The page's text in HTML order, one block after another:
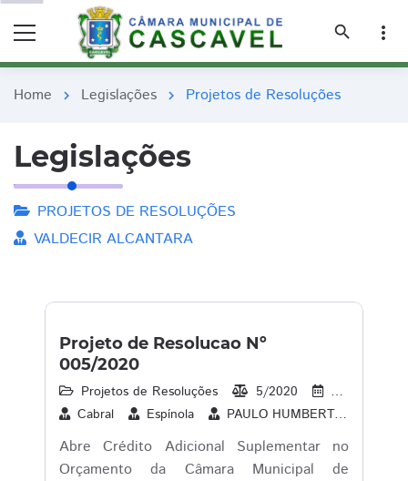
search
more_vert
Home chevron_right Legislações chevron_right Projetos de Resoluções
Legislações
PROJETOS DE RESOLUÇÕES
VALDECIR ALCANTARA
Projeto de Resolucao Nº
005/2020
Projetos de Resoluções 5/2020
07/07/2020
Cabral
Espínola PAULO HUMBERTO PORTO BORGES
Abre Crédito Adicional Suplementar no
Orçamento da Câmara Municipal de